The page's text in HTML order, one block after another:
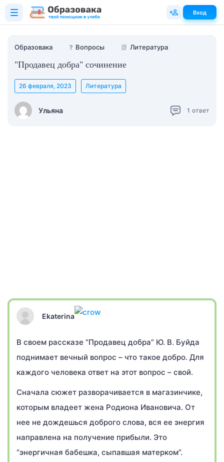
Образовака ❓ Вопросы 📗 Литература
"Продавец добра" сочинение
Ульяна
26 февраля, 2023 Литература
1 ответ
Ekaterina
В своем рассказе “Продавец добра” Ю. В. Буйда
поднимает вечный вопрос – что такое добро. Для
каждого человека ответ на этот вопрос – свой.
Сначала сюжет разворачивается в магазинчике,
которым владеет жена Родиона Ивановича. От
нее не дождешься доброго слова, вся ее энергия
направлена на получение прибыли. Это
“энергичная бабешка, сыпавшая матерком”.
Вход